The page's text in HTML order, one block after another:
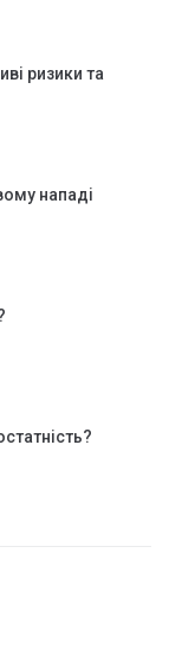
ризики та
нападі